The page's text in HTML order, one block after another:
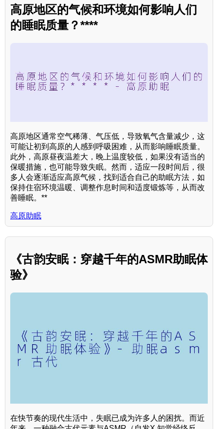
高原地区的气候和环境如何影响人们
的睡眠质量？****
高原地区通常空气稀薄、气压低，导致氧气含量减少，这
可能让初到高原的人感到呼吸困难，从而影响睡眠质量。
此外，高原昼夜温差大，晚上温度较低，如果没有适当的
保暖措施，也可能导致失眠。然而，适应一段时间后，很
多人会逐渐适应高原气候，找到适合自己的助眠方法，如
保持住宿环境温暖、调整作息时间和适度锻炼等，从而改
善睡眠。**
高原助眠
《古韵安眠：穿越千年的ASMR助眠体
验》
在快节奏的现代生活中，失眠已成为许多人的困扰。而近